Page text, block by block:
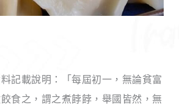
記載說明：「每屆初一，無論貧富
食之，謂之煮餑餑，舉國皆然，無